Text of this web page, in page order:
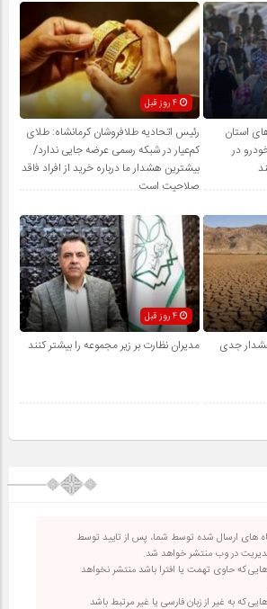
استان
در
رئیس اتحادیه طلافروشان کرمانشاه: طلای
کم‌عیار در شبکه رسمی عرضه جایی ندارد/
بیشترین هشدار ما درباره خرید از افراد فاقد
صلاحیت است
جدی
مدیران نظارت بر زیر مجموعه را بیشتر کنند
های ارسال شده توسط شما، پس از تایید توسط
در وب منتشر خواهد شد.
که حاوی تهمت یا افترا باشد منتشر نخواهد
که به غیر از زبان فارسی یا غیر مرتبط باشد